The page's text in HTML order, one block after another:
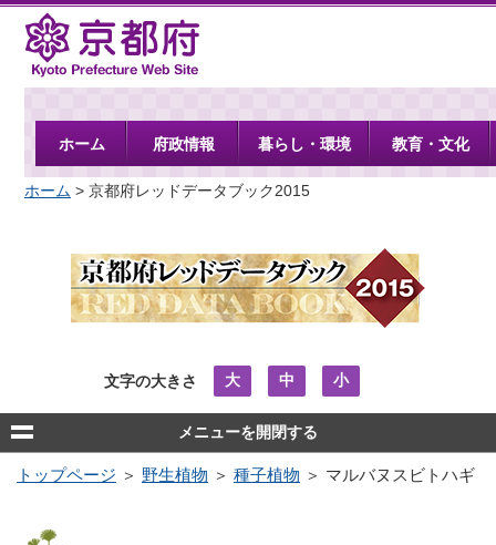
京都府
ホーム 府政情報 暮らし・環境 教育・文化
ホーム > 京都府レッドデータブック2015
文字の大きさ 大 中 小
メニューを開閉する
トップページ ＞ 野生植物 ＞ 種子植物 ＞ マルバヌスビトハギ